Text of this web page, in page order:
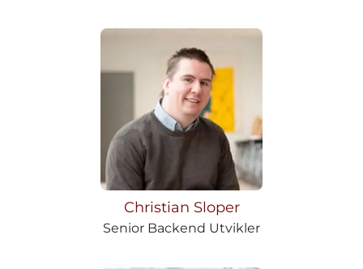
Christian Sloper
Senior Backend Utvikler